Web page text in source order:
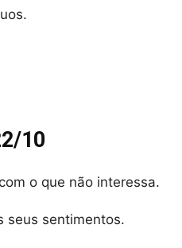
10
o que não interessa.
seus sentimentos.